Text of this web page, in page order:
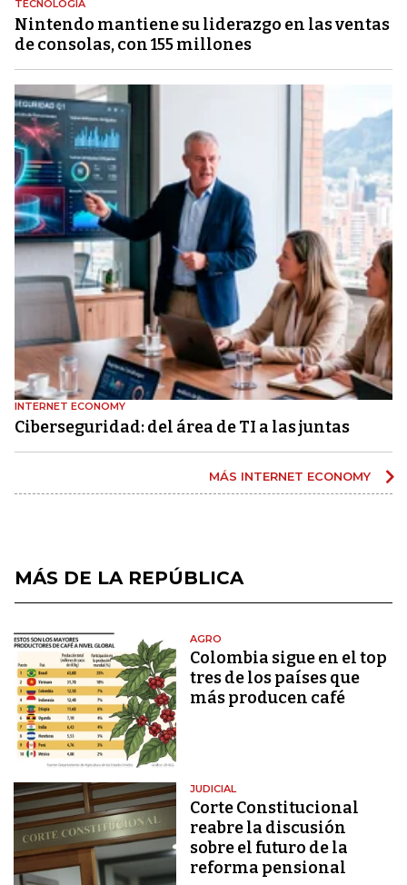
TECNOLOGÍA
Nintendo mantiene su liderazgo en las ventas
de consolas, con 155 millones
INTERNET ECONOMY
Ciberseguridad: del área de TI a las juntas
MÁS INTERNET ECONOMY
MÁS DE LA REPÚBLICA
AGRO
Colombia sigue en el top
tres de los países que
más producen café
JUDICIAL
Corte Constitucional
reabre la discusión
sobre el futuro de la
reforma pensional